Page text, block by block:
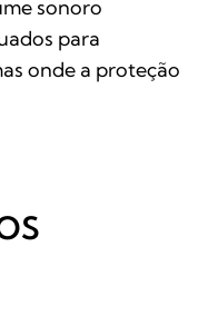
sonoro
para
onde a proteção